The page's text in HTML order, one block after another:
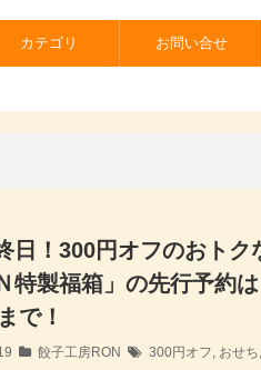
カテゴリ お問い合せ
日！300円オフのおトク
特製福箱」の先行予約は
で！
餃子工房RON 300円オフ, おせち,